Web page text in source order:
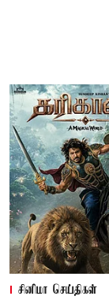
சினிமா செய்திகள்